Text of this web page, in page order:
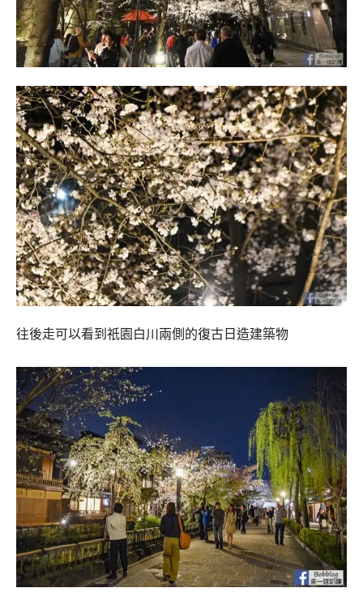
往後走可以看到祇園白川兩側的復古日造建築物